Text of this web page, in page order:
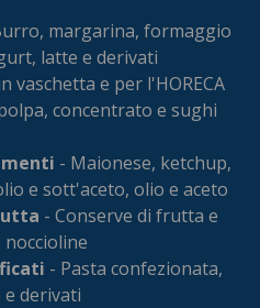
margarina, formaggio
latte e derivati
vaschetta e per l'HORECA
concentrato e sughi
- Maionese, ketchup,
e sott'aceto, olio e aceto
- Conserve di frutta e
- Pasta confezionata,
derivati